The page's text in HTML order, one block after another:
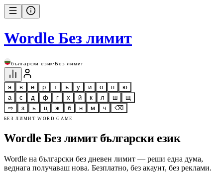
Wordle Без лимит
български език·Без лимит
я в е р т ъ у и о п
ю
а
с д ф г х й к л ш
щ
⇨
з ь ц ж б н м ч ⌫
БЕЗ ЛИМИТ WORD GAME
Wordle Без лимит български език
Wordle на български без дневен лимит — реши една дума,
веднага получаваш нова. Безплатно, без акаунт, без реклами.